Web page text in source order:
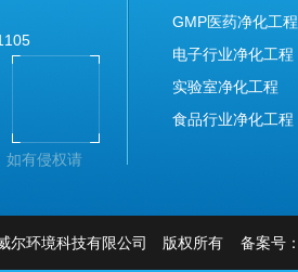
如有侵权请
GMP医药净化工程
电子行业净化工程
实验室净化工程
食品行业净化工程
尔环境科技有限公司 版权所有 备案号：